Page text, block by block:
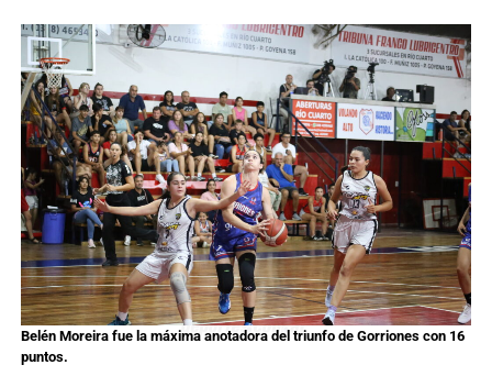
Belén Moreira fue la máxima anotadora del triunfo de Gorriones con 16
puntos.